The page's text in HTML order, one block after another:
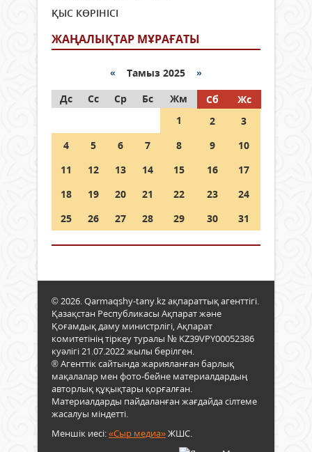
ҚЫС КӨРІНІСІ
ЖАҢАЛЫҚТАР МҰРАҒАТЫ
« Тамыз 2025 »
Дс
Сс Ср Бс Жм Сб
Жс
1
2
3
4
5 6 7 8 9
10
11
12 13 14 15 16
17
18
19 20 21 22 23
24
25
26 27 28 29 30 31
© 2026. Qarmaqshy-tany.kz ақпараттық агенттігі.
Қазақстан Республикасы Ақпарат және
Қоғамдық даму министрлігі, Ақпарат
комитетінің тіркеу туралы № KZ39VPY00052386
куәлігі 21.07.2022 жылы берілген.
® Агенттік сайтында жарияланған барлық
мақалалар мен фото-бейне материалдардың
авторлық құқықтары қорғалған.
Материалдарды пайдаланған жағдайда сілтеме
жасалуы міндетті.
Меншік иесі:«Сыр медиа»ЖШС.